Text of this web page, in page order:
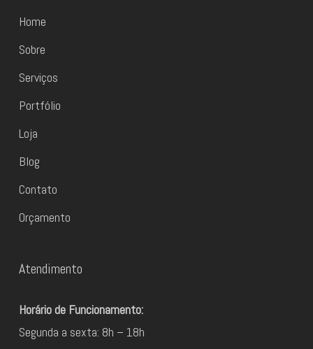
Home
Sobre
Serviços
Portfólio
Loja
Blog
Contato
Orçamento
Atendimento
Horário de Funcionamento:
Segunda a sexta: 8h – 18h